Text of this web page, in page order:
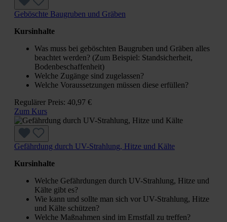
Geböschte Baugruben und Gräben
Kursinhalte
Was muss bei geböschten Baugruben und Gräben alles
beachtet werden? (Zum Beispiel: Standsicherheit,
Bodenbeschaffenheit)
Welche Zugänge sind zugelassen?
Welche Voraussetzungen müssen diese erfüllen?
Regulärer Preis: 40,97 €
Zum Kurs
Gefährdung durch UV-Strahlung, Hitze und Kälte
Kursinhalte
Welche Gefährdungen durch UV-Strahlung, Hitze und
Kälte gibt es?
Wie kann und sollte man sich vor UV-Strahlung, Hitze
und Kälte schützen?
Welche Maßnahmen sind im Ernstfall zu treffen?